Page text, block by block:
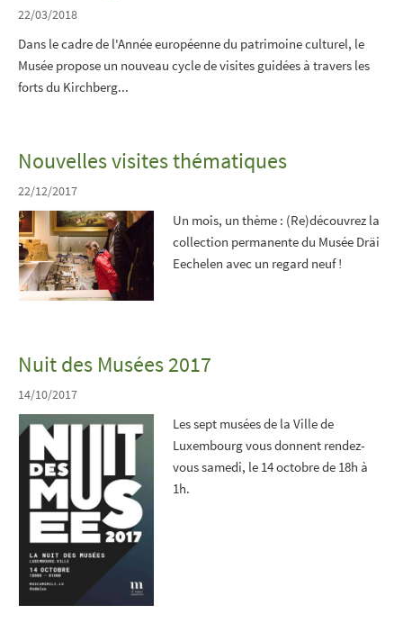
22/03/2018
Dans le cadre de l'Année européenne du patrimoine culturel, le
Musée propose un nouveau cycle de visites guidées à travers les
forts du Kirchberg...
Nouvelles visites thématiques
22/12/2017
Un mois, un thème : (Re)découvrez la
collection permanente du Musée Dräi
Eechelen avec un regard neuf !
Nuit des Musées 2017
14/10/2017
Les sept musées de la Ville de
Luxembourg vous donnent rendez-
vous samedi, le 14 octobre de 18h à
1h.